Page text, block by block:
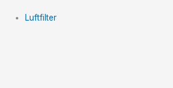
Luftfilter